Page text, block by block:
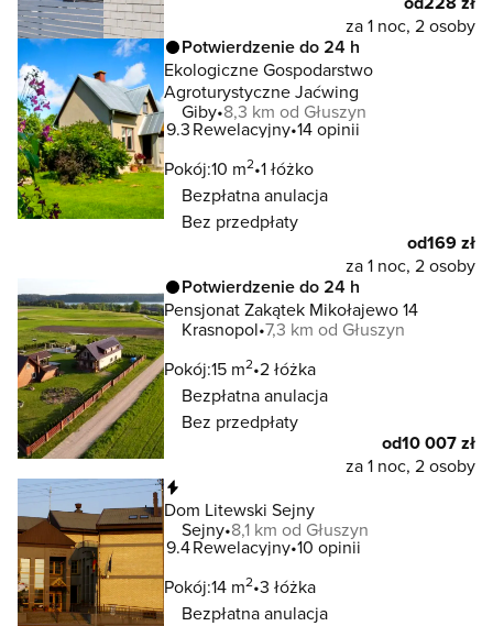
za 1 noc, 2 osoby
Potwierdzenie do 24 h
Ekologiczne Gospodarstwo
Agroturystyczne Jaćwing
Giby 8,3 km od Głuszyn
9.3Rewelacyjny 14 opinii
Pokój:10 m2 1 łóżko
Bezpłatna anulacja
Bez przedpłaty
od169 zł
za 1 noc, 2 osoby
Potwierdzenie do 24 h
Pensjonat Zakątek Mikołajewo 14
Krasnopol 7,3 km od Głuszyn
Pokój:15 m2 2 łóżka
Bezpłatna anulacja
Bez przedpłaty
od10 007 zł
za 1 noc, 2 osoby
Dom Litewski Sejny
Sejny 8,1 km od Głuszyn
9.4Rewelacyjny 10 opinii
Pokój:14 m2 3 łóżka
Bezpłatna anulacja